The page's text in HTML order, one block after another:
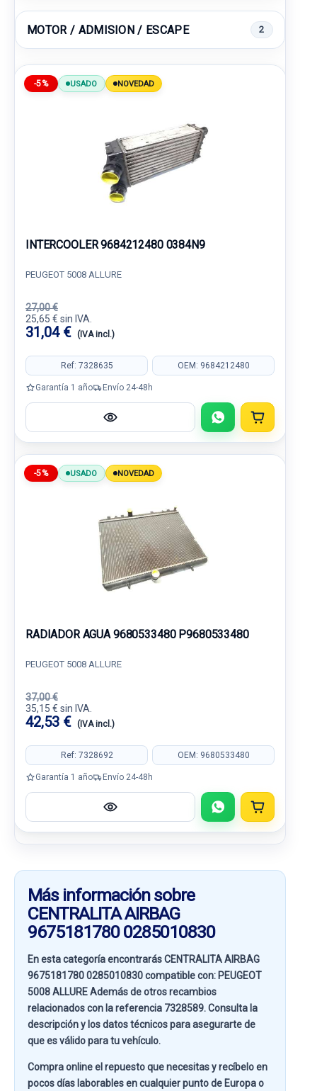
MOTOR / ADMISION / ESCAPE 2
-5% USADO NOVEDAD
INTERCOOLER 9684212480 0384N9
PEUGEOT 5008 ALLURE
27,00 €
25,65 € sin IVA.
31,04 € (IVA incl.)
Ref: 7328635 OEM: 9684212480
Garantía 1 año Envío 24-48h
-5% USADO NOVEDAD
RADIADOR AGUA 9680533480 P9680533480
PEUGEOT 5008 ALLURE
37,00 €
35,15 € sin IVA.
42,53 € (IVA incl.)
Ref: 7328692 OEM: 9680533480
Garantía 1 año Envío 24-48h
Más información sobre
CENTRALITA AIRBAG
9675181780 0285010830
En esta categoría encontrarás CENTRALITA AIRBAG
9675181780 0285010830 compatible con: PEUGEOT
5008 ALLUREAdemás de otros recambios
relacionados con la referencia 7328589. Consulta la
descripción y los datos técnicos para asegurarte de
que es válido para tu vehículo.
Compra online el repuesto que necesitas y recíbelo en
pocos días laborables en cualquier punto de Europa o